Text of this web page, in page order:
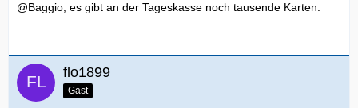
@Baggio, es gibt an der Tageskasse noch tausende Karten.
flo1899
Gast